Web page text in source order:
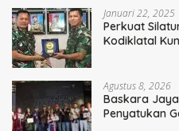
Januari 22, 2025
Perkuat
Kodiklatal
Agustus 8, 2026
Baskara
Penyatukan